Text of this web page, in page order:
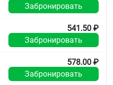
Забронировать
541.50 ₽
Забронировать
578.00 ₽
Забронировать